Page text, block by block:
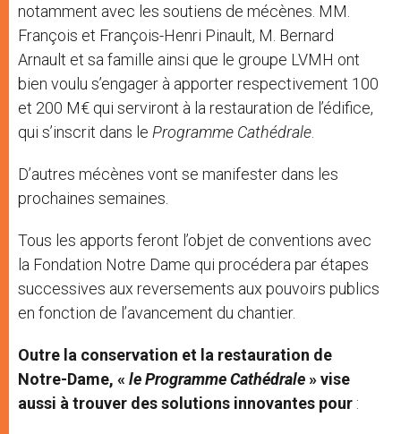
notamment avec les soutiens de mécènes. MM.
François et François-Henri Pinault, M. Bernard
Arnault et sa famille ainsi que le groupe LVMH ont
bien voulu s’engager à apporter respectivement 100
et 200 M€ qui serviront à la restauration de l’édifice,
qui s’inscrit dans le Programme Cathédrale
D’autres mécènes vont se manifester dans les
prochaines semaines.
Tous les apports feront l’objet de conventions avec
la Fondation Notre Dame qui procédera par étapes
successives aux reversements aux pouvoirs publics
en fonction de l’avancement du chantier.
Outre la conservation et la restauration de
Notre-Dame, « le Programme Cathédrale » vise
aussi à trouver des solutions innovantes pour :